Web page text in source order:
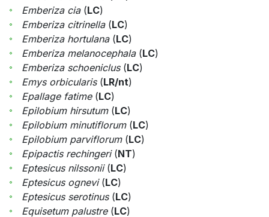
Emberiza cia(LC)
Emberiza citrinella(LC)
Emberiza hortulana(LC)
Emberiza melanocephala(LC)
Emberiza schoeniclus(LC)
Emys orbicularis(LR/nt)
Epallage fatime(LC)
Epilobium hirsutum(LC)
Epilobium minutiflorum(LC)
Epilobium parviflorum(LC)
Epipactis rechingeri(NT)
Eptesicus nilssonii(LC)
Eptesicus ognevi(LC)
Eptesicus serotinus(LC)
Equisetum palustre(LC)